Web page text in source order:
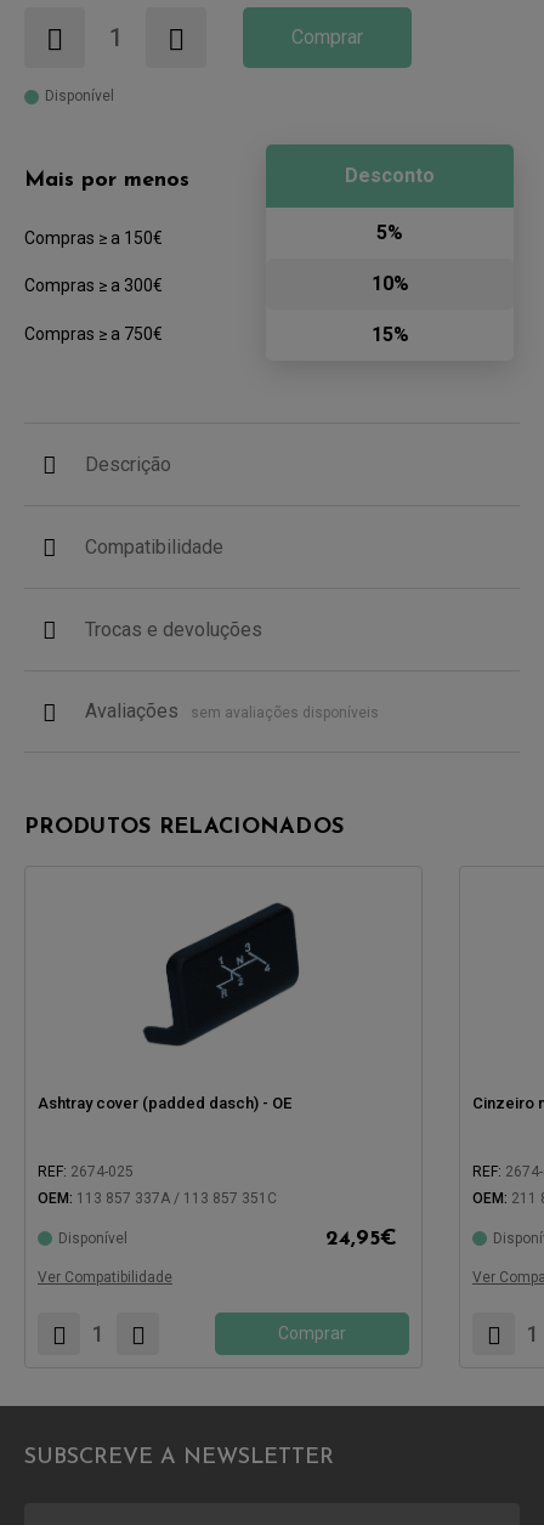
Comprar
Disponível
Mais por menos
Compras ≥ a 150€
Compras ≥ a 300€
Compras ≥ a 750€
Desconto
5%
10%
15%
Descrição
Compatibilidade
Trocas e devoluções
Avaliações sem avaliações disponíveis
PRODUTOS RELACIONADOS
Ashtray cover (padded dasch) - OE
REF: 2674-025
OEM: 113 857 337A / 113 857 351C
Disponível 24,95€
Ver Compatibilidade
Comprar
Cinzeiro
REF:
OEM: 211
Ver
SUBSCREVE A NEWSLETTER